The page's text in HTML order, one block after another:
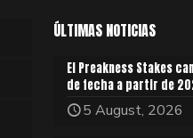
ÚLTIMAS NOTICIAS
El Preakness Stakes
de fecha a partir de
5 August, 2026